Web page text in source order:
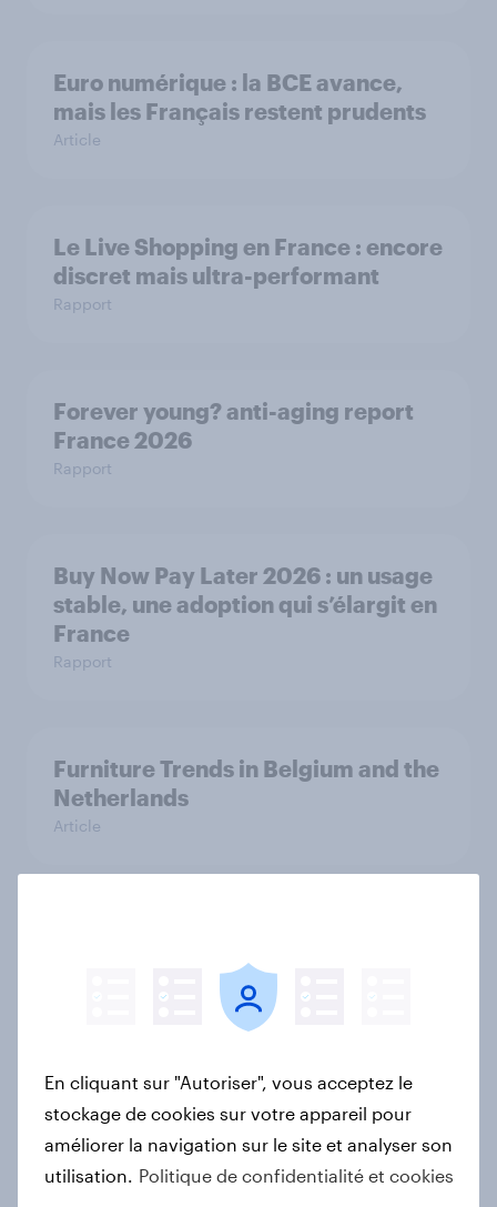
Euro numérique : la BCE avance,
mais les Français restent prudents
Article
Le Live Shopping en France : encore
discret mais ultra-performant
Rapport
Forever young? anti-aging report
France 2026
Rapport
Buy Now Pay Later 2026 : un usage
stable, une adoption qui s’élargit en
France
Rapport
Furniture Trends in Belgium and the
Netherlands
Article
Dry January* 2026 : une notoriété
forte, une adoption plus timide en
France
Rapport
En cliquant sur "Autoriser", vous acceptez le
stockage de cookies sur votre appareil pour
améliorer la navigation sur le site et analyser son
utilisation.
Politique de confidentialité et cookies